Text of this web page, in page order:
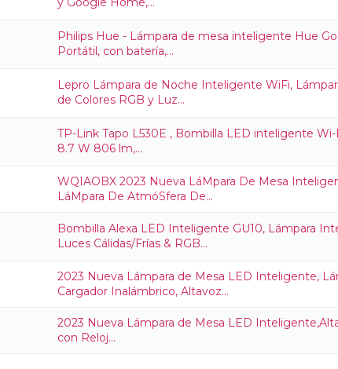
Philips Hue - Lámpara de mesa inteligente Hue
Portátil, con batería,...
Lepro Lámpara de Noche Inteligente WiFi,
de Colores RGB y Luz...
TP-Link Tapo L530E , Bombilla LED inteligente
8.7 W 806 lm,...
WQIAOBX 2023 Nueva LáMpara De Mesa
LáMpara De AtmóSfera De...
Bombilla Alexa LED Inteligente GU10, Lámpara
Luces Cálidas/Frías & RGB...
2023 Nueva Lámpara de Mesa LED Inteligente,
Cargador Inalámbrico, Altavoz...
2023 Nueva Lámpara de Mesa LED
con Reloj...